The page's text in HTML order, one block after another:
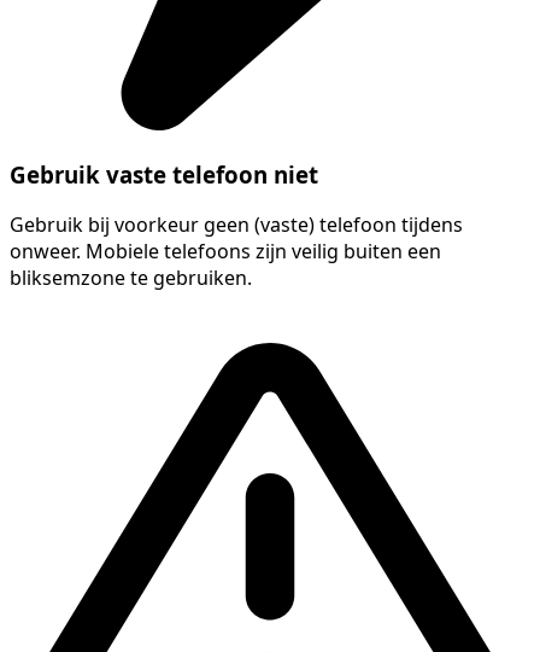
Gebruik vaste telefoon niet
Gebruik bij voorkeur geen (vaste) telefoon tijdens
onweer. Mobiele telefoons zijn veilig buiten een
bliksemzone te gebruiken.